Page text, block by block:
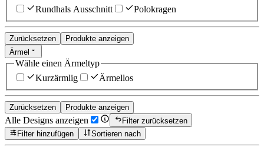
Rundhals Ausschnitt
Polokragen
Zurücksetzen
Produkte anzeigen
Ärmel
Wähle einen Ärmeltyp
Kurzärmlig
Ärmellos
Zurücksetzen Produkte anzeigen
Alle Designs anzeigen
Filter zurücksetzen
Filter hinzufügen
Sortieren nach